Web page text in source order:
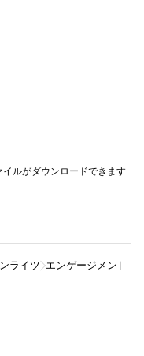
ルがダウンロードできます
ライツ エンゲージメント向